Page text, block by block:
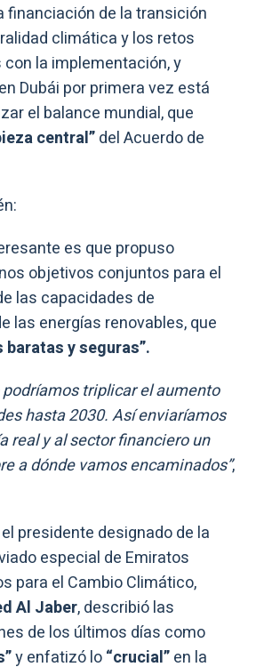
financiación de la transición
climática y los retos
la implementación, y
Dubái por primera vez está
el balance mundial, que
central”del Acuerdo de
es que propuso
objetivos conjuntos para el
las capacidades de
las energías renovables, que
baratas y seguras”.
podríamos triplicar el aumento
hasta 2030. Así enviaríamos
real y al sector financiero un
a dónde vamos encaminados”,
presidente designado de la
especial de Emiratos
para el Cambio Climático,
Al Jaber, describió las
de los últimos días como
y enfatizó lo“crucial”en la